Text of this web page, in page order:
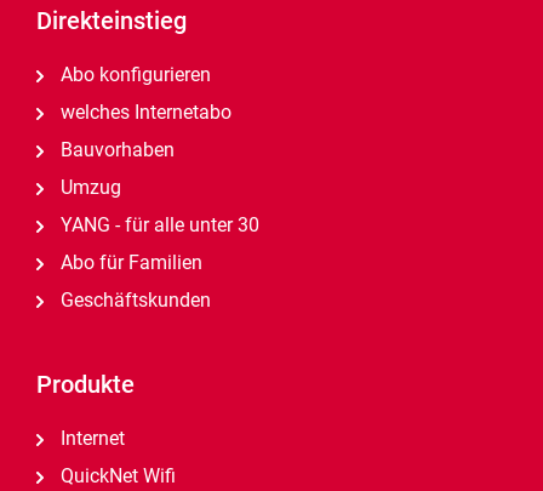
Direkteinstieg
Abo konfigurieren
welches Internetabo
Bauvorhaben
Umzug
YANG - für alle unter 30
Abo für Familien
Geschäftskunden
Produkte
Internet
QuickNet Wifi